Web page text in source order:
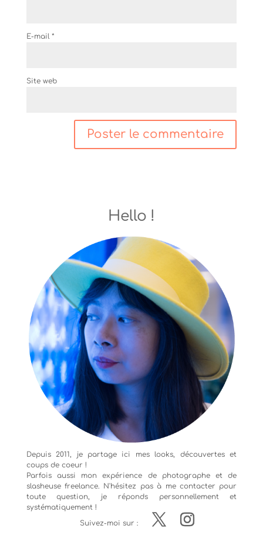
E-mail *
Site web
Hello !
Depuis 2011, je partage ici mes looks, découvertes et
coups de coeur !
Parfois aussi mon expérience de photographeet de
slasheuse freelance. N'hésitez pas à me contacter pour
toute question, je réponds personnellement et
systématiquement !
Suivez-moi sur :